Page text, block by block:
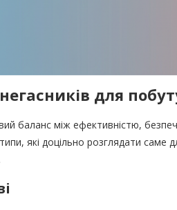
для
баланс між ефективністю,
які доцільно розглядати саме